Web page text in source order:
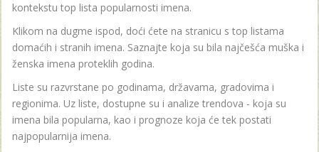
kontekstu top lista popularnosti imena.
Klikom na dugme ispod, doći ćete na stranicu s top listama
domaćih i stranih imena. Saznajte koja su bila najčešća muška i
ženska imena proteklih godina.
Liste su razvrstane po godinama, državama, gradovima i
regionima. Uz liste, dostupne su i analize trendova - koja su
imena bila popularna, kao i prognoze koja će tek postati
najpopularnija imena.